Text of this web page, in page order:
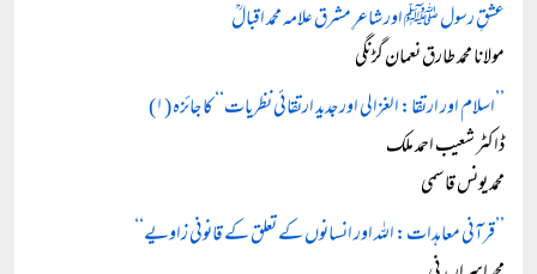
عشقِ رسول ﷺ اور شاعرِ مشرق علامہ محمد اقبالؒ
مولانا محمد طارق نعمان گڑنگی
’’اسلام اور ارتقا: الغزالی اور جدید ارتقائی نظریات‘‘ کا جائزہ (۱)
ڈاکٹر شعیب احمد ملک
محمد یونس قاسمی
’’قرآنی معاہدات: اللہ اور انسانوں کے تعلق کے قانونی زاویے‘‘